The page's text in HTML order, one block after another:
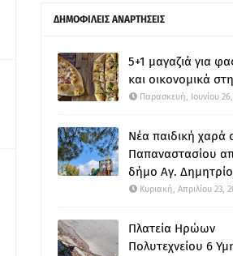
ΔΗΜΟΦΙΛΕΙΣ ΑΝΑΡΤΗΣΕΙΣ
5+1 μαγαζιά για
και οικονομικά
Παρασκευή, Ιουνίου
Νέα παιδική χαρά
Παπαναστασίου
δήμο Αγ.
Κυριακή, Απριλίου 23,
Πλατεία Ηρώων
Πολυτεχνείου 6